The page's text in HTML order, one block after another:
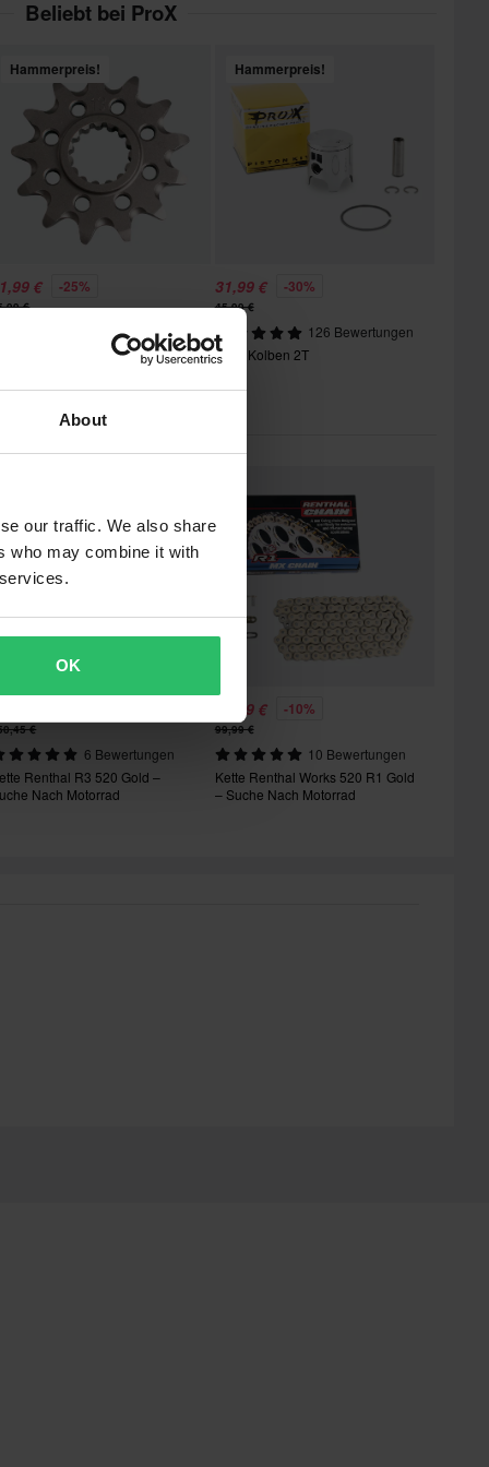
About
our traffic. We also share
who may combine it with
OK
Beliebt bei ProX
Hammerpreis!
€ -25%
€
323 Bewertungen
Hammerpreis!
31,99 € -30%
45,99 €
126 Bewertungen
ProX Kolben 2T
könnte dir auch gefallen
€
6 Bewertungen
Renthal R3 520 Gold –
Nach Motorrad
89,99 € -10%
99,99 €
10 Bewertungen
Kette Renthal Works 520 R1 Gold
– Suche Nach Motorrad